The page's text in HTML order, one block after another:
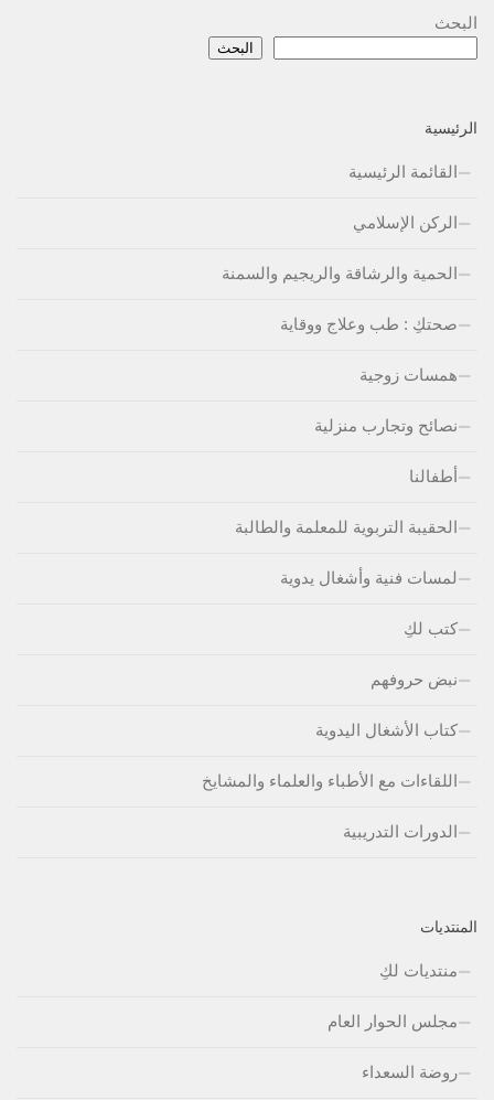
البحث
البحث
الرئيسية
القائمة الرئيسية
الركن الإسلامي
الحمية والرشاقة والريجيم والسمنة
صحتكِ : طب وعلاج ووقاية
همسات زوجية
نصائح وتجارب منزلية
أطفالنا
الحقيبة التربوية للمعلمة والطالبة
لمسات فنية وأشغال يدوية
كتب لكِ
نبض حروفهم
كتاب الأشغال اليدوية
اللقاءات مع الأطباء والعلماء والمشايخ
الدورات التدريبية
المنتديات
منتديات لكِ
مجلس الحوار العام
روضة السعداء